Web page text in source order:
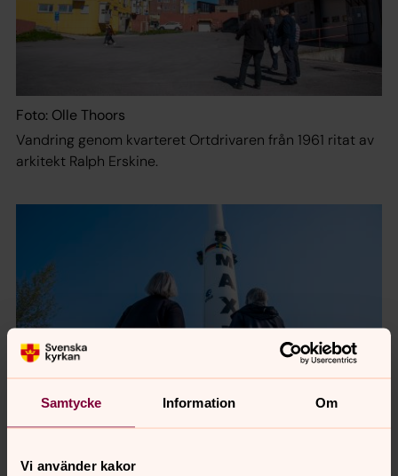
Samtycke Information Om
Vi använder kakor
Foto: Olle Thoors
Vandring genom kvarteret Ortdrivaren från 1961 ritat av
arkitekt Ralph Erskine.